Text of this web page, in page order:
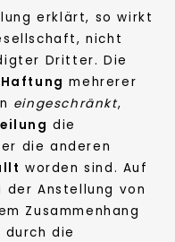
erklärt, so wirkt
nicht
Dritter. Die
Haftung mehrerer
eingeschränkt,
die
die anderen
worden sind. Auf
der Anstellung von
Zusammenhang
durch die